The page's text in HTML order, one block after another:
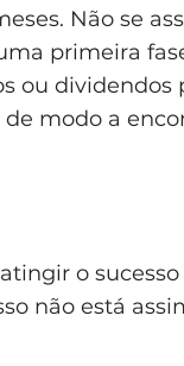
Não se
primeira
ou dividendos
de modo a
o
não está